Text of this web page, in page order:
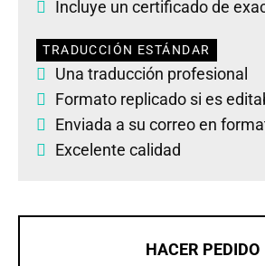
Incluye un certificado de
TRADUCCIÓN ESTÁNDAR
Una traducción profesional
Formato replicado si es
Enviada a su correo en
Excelente calidad
HACER PEDIDO